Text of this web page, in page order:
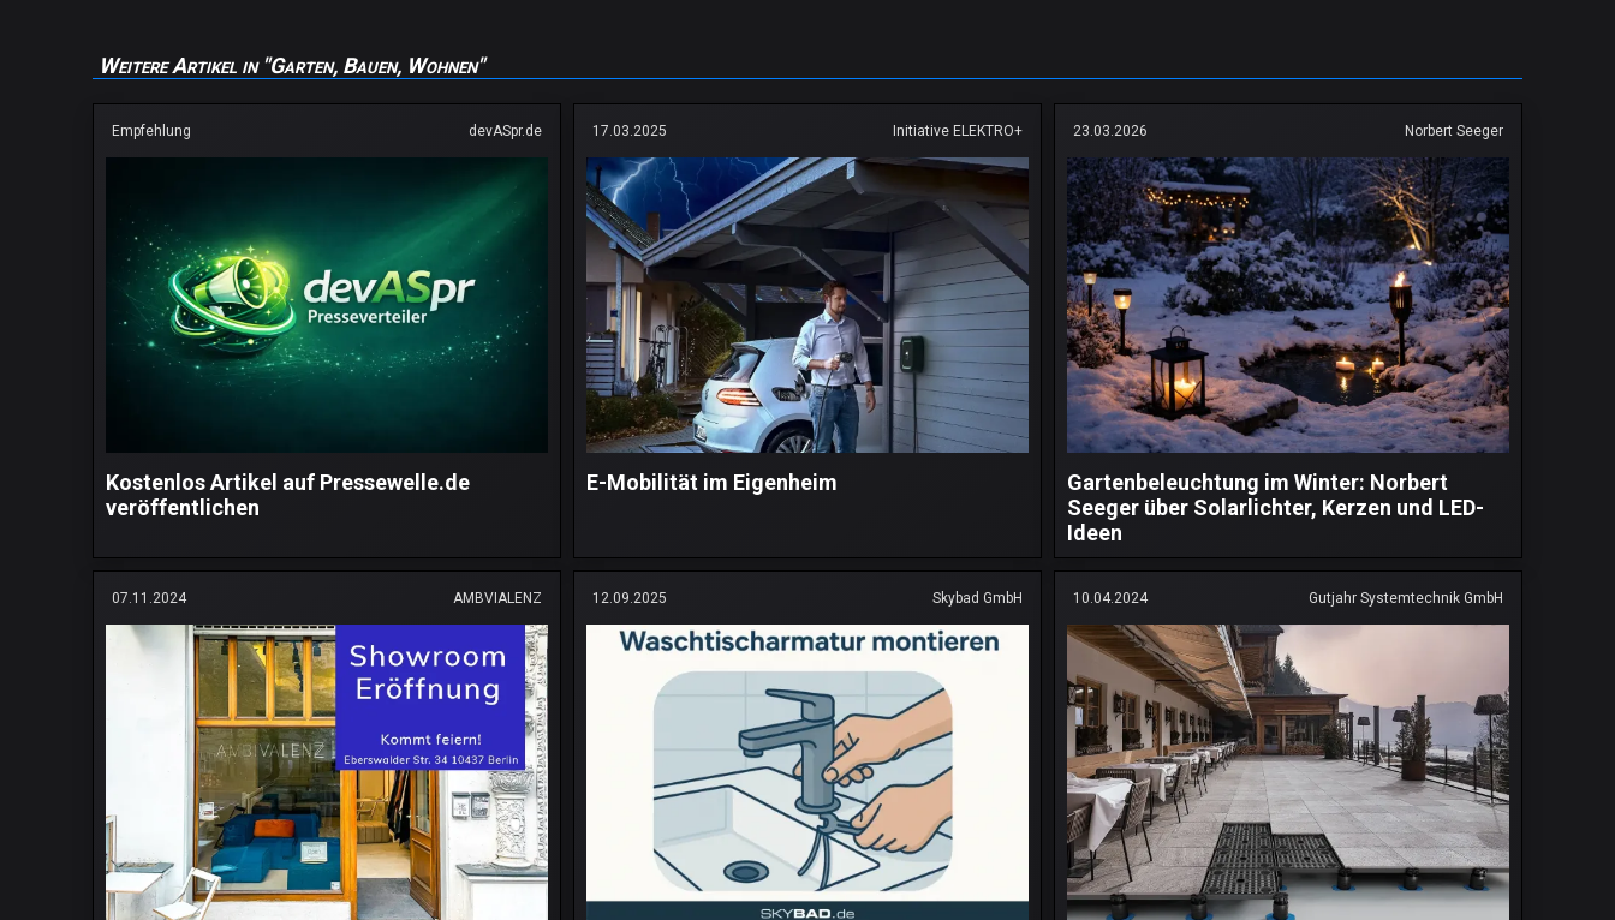
Weitere Artikel in "Garten, Bauen, Wohnen"
Empfehlung devASpr.de
Kostenlos Artikel auf Pressewelle.de
veröffentlichen
17.03.2025 Initiative ELEKTRO+
E-Mobilität im Eigenheim
23.03.2026 Norbert Seeger
Gartenbeleuchtung im Winter: Norbert
Seeger über Solarlichter, Kerzen und LED-
Ideen
07.11.2024 AMBVIALENZ 12.09.2025 Skybad GmbH 10.04.2024 Gutjahr Systemtechnik GmbH